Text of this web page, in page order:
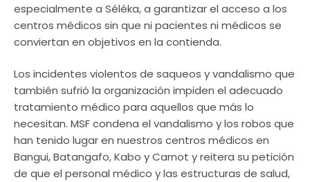
especialmente a Séléka, a garantizar el acceso a los
centros médicos sin que ni pacientes ni médicos se
conviertan en objetivos en la contienda.
Los incidentes violentos de saqueos y vandalismo que
también sufrió la organización impiden el adecuado
tratamiento médico para aquellos que más lo
necesitan. MSF condena el vandalismo y los robos que
han tenido lugar en nuestros centros médicos en
Bangui, Batangafo, Kabo y Carnot y reitera su petición
de que el personal médico y las estructuras de salud,